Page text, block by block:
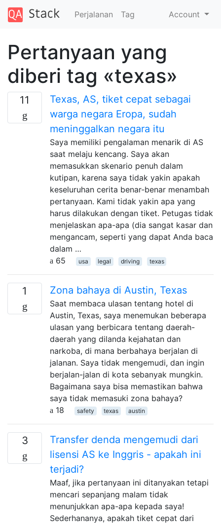
Perjalanan Tag Account
Pertanyaan yang
diberi tag «texas»
11
Texas, AS, tiket cepat sebagai
warga negara Eropa, sudah
meninggalkan negara itu
Saya memiliki pengalaman menarik di AS
saat melaju kencang. Saya akan
memasukkan skenario penuh dalam
kutipan, karena saya tidak yakin apakah
keseluruhan cerita benar-benar menambah
pertanyaan. Kami tidak yakin apa yang
harus dilakukan dengan tiket. Petugas tidak
menjelaskan apa-apa (dia sangat kasar dan
mengancam, seperti yang dapat Anda baca
dalam …
65
usa legal driving texas
1 Zona bahaya di Austin, Texas
Saat membaca ulasan tentang hotel di
Austin, Texas, saya menemukan beberapa
ulasan yang berbicara tentang daerah-
daerah yang dilanda kejahatan dan
narkoba, di mana berbahaya berjalan di
jalanan. Saya tidak mengemudi, dan ingin
berjalan-jalan di kota sebanyak mungkin.
Bagaimana saya bisa memastikan bahwa
saya tidak memasuki zona bahaya?
18
safety texas austin
3
Transfer denda mengemudi dari
lisensi AS ke Inggris - apakah ini
terjadi?
Maaf, jika pertanyaan ini ditanyakan tetapi
mencari sepanjang malam tidak
menunjukkan apa-apa kepada saya!
Sederhananya, apakah tiket cepat dari